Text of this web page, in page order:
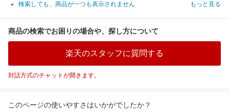
検索しても、商品が一つも表示されません
もっと見る
商品の検索でお困りの場合や、探し方について
楽天のスタッフに質問する
対話方式のチャットが開きます。
このページの使いやすさはいかがでしたか？